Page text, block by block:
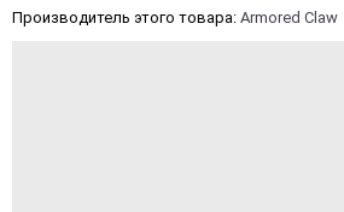
Производитель этого товара: Armored Claw